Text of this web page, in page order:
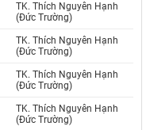
TK. Thích Nguyên Hạnh
(Đức Trường)
TK. Thích Nguyên Hạnh
(Đức Trường)
TK. Thích Nguyên Hạnh
(Đức Trường)
TK. Thích Nguyên Hạnh
(Đức Trường)